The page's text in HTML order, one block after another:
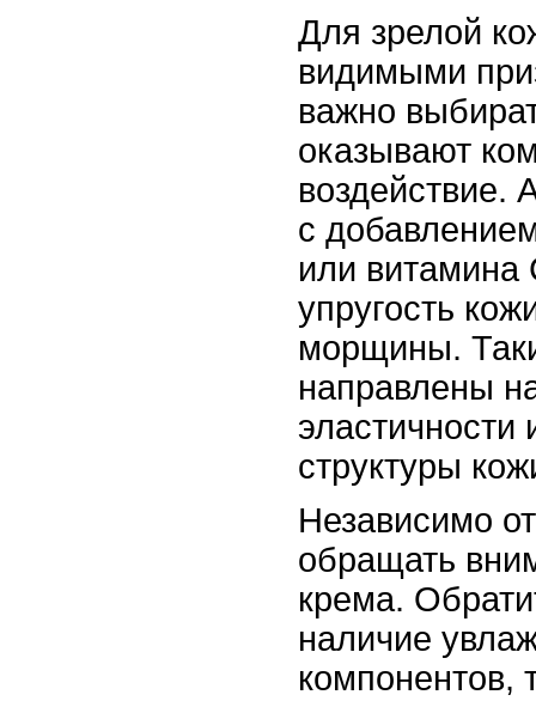
Для зрелой
видимыми
важно
оказывают
воздействие.
с
или витамина
упругость
морщины.
направлены
эластичности
структуры
Независимо
обращать
крема.
наличие
компонентов,